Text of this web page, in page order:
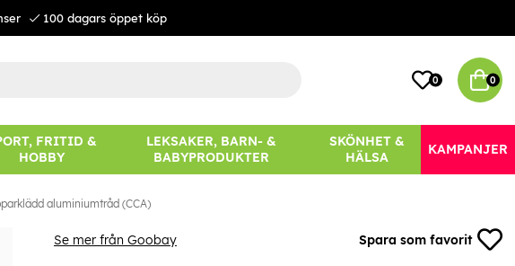
100 dagars öppet köp
0 0
FRITID &
HOBBY
LEKSAKER, BARN- &
BABYPRODUKTER
SKÖNHET &
HÄLSA
KAMPANJER
aluminiumtråd (CCA)
Se mer från Goobay Spara som favorit